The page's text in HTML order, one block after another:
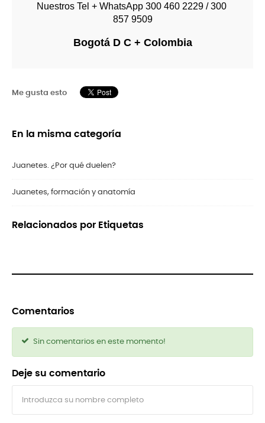
Nuestros Tel + WhatsApp 300 460 2229 / 300
857 9509
Bogotá D C + Colombia
Me gusta esto
En la misma categoría
Juanetes. ¿Por qué duelen?
Juanetes, formación y anatomía
Relacionados por Etiquetas
Comentarios
Sin comentarios en este momento!
Deje su comentario